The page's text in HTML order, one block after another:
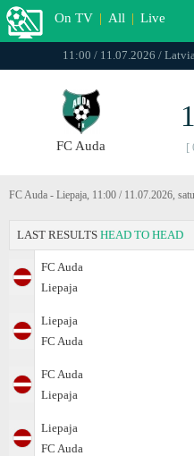
On TV | All | Live
11:00 / 11.07.2026 /
FC Auda [
FC Auda - Liepaja, 11:00 / 11.07.2026,
LAST RESULTS HEAD TO HEAD
FC Auda
Liepaja
Liepaja
FC Auda
FC Auda
Liepaja
Liepaja
FC Auda